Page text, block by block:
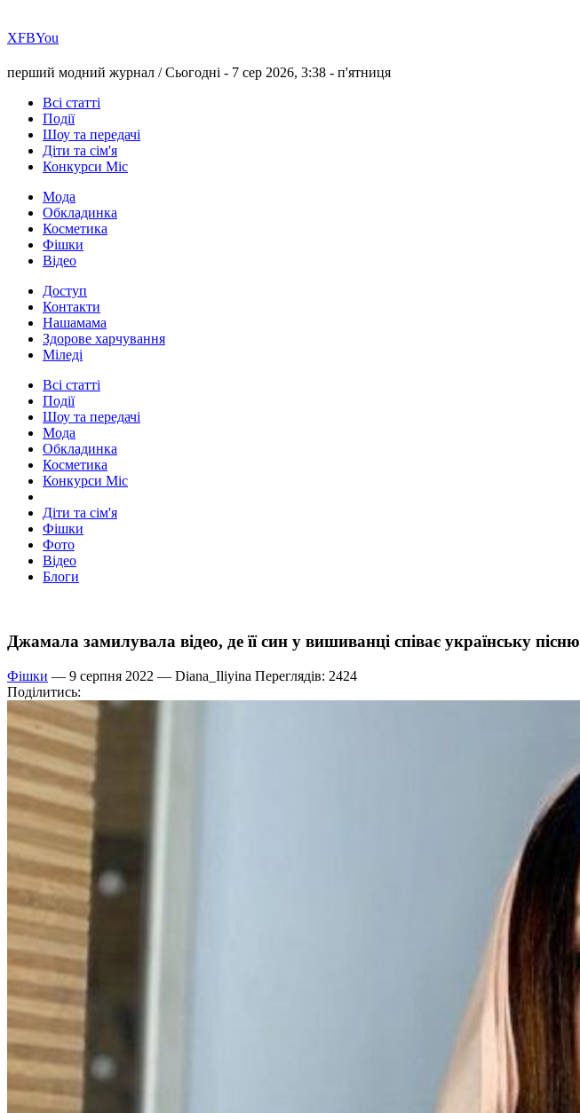
ХFBYou
перший модний журнал /Сьогодні - 7 сер 2026, 3:38 - п'ятниця
Всі статті
Події
Шоу та передачі
Діти та сім'я
Конкурси Міс
Мода
Обкладинка
Косметика
Фішки
Відео
Доступ
Контакти
Нашамама
Здорове харчування
Міледі
Всі статті
Події
Шоу та передачі
Мода
Обкладинка
Косметика
Конкурси Міс
Діти та сім'я
Фішки
Фото
Відео
Блоги
Джамала замилувала відео, де її син у вишиванці співає українську пісню
Фішки — 9 серпня 2022 — Diana_Iliyina Переглядів: 2424
Поділитись: